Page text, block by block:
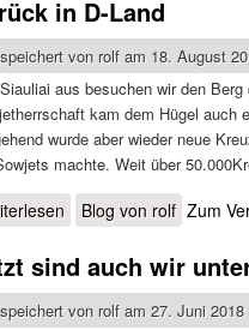
in D-Land
von rolf am 18. August
aus besuchen wir den
kam dem Hügel auch
wurde aber wieder neue
machte. Weit über
über Zurück in D-Land
Blog von rolf Zum
sind auch wir
von rolf am 27. Juni 2018